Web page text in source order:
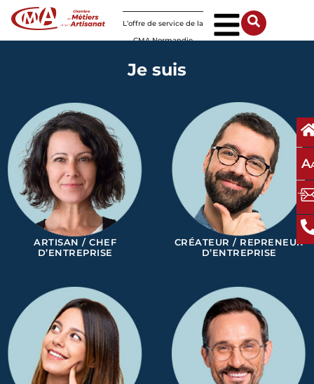
L’offre de service de la
CMA Normandie
A
Je suis
ARTISAN / CHEF
D’ENTREPRISE
CRÉATEUR / REPRENEUR
D’ENTREPRISE
Panneau de gestion des cookies